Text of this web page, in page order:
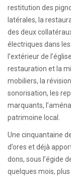
restitution des
latérales, la
des deux
électriques dans
l’extérieur de
restauration et la
mobiliers, la
sonorisation, les
marquants,
patrimoine local.
Une cinquantaine
d’ores et déjà
dons, sous l’égide
quelques mois,